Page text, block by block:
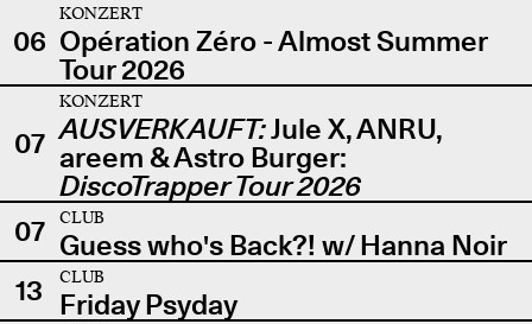
06
KONZERT
Opération Zéro - Almost Summer
Tour 2026
07
KONZERT
AUSVERKAUFT:Jule X, ANRU,
areem & Astro Burger:
DiscoTrapper Tour 2026
07
CLUB
Guess who's Back?! w/ Hanna Noir
13
CLUB
Friday Psyday